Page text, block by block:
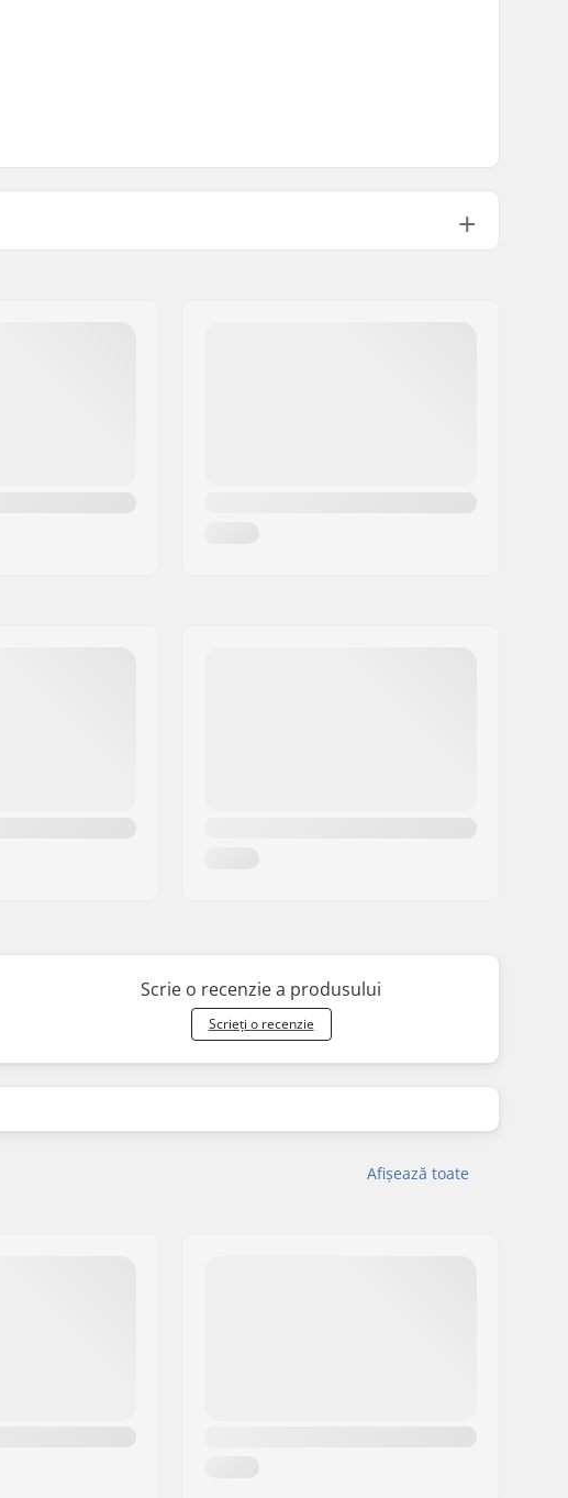
Scrie o recenzie a produsului
Scrieți o recenzie
Afișează toate